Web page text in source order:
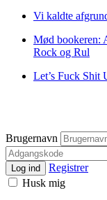
Vi kaldte
Mød bookeren:
Rock og Rul
Let’s Fuck Shit
Brugernavn
Log ind
Registrer
Husk mig